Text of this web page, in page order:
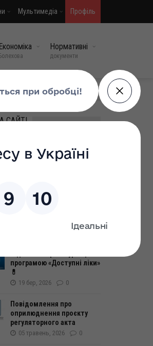
Мультимедіа Профіль
Болехова
Нормативні
документи
САЙТІ
безбар’єрності
05 травень, 2026
Затверджено оновлений
програмою «Доступні ліки»
💊
19 бер, 2026 0
Повідомлення про
оприлюднення проєкту
регуляторного акта
05 травень, 2026 0